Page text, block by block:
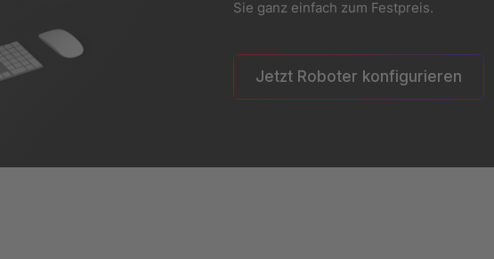
Sie ganz einfach zum Festpreis.
Jetzt Roboter konfigurieren